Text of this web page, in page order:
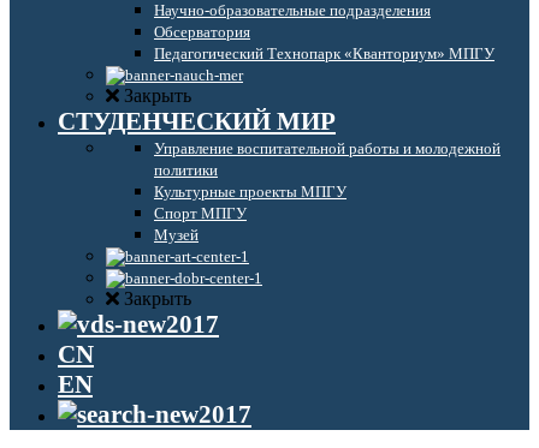
Научно-образовательные подразделения
Обсерватория
Педагогический Технопарк «Кванториум» МПГУ
Закрыть
СТУДЕНЧЕСКИЙ МИР
Управление воспитательной работы и молодежной
политики
Культурные проекты МПГУ
Спорт МПГУ
Музей
Закрыть
CN
EN